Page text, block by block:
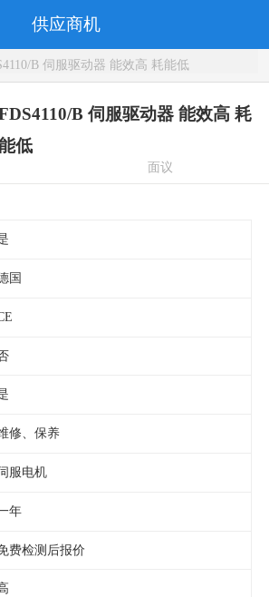
供应商机
B 伺服驱动器 能效高 耗能低
B 伺服驱动器 能效高 耗
低
面议
国
修、保养
服电机
年
费检测后报价